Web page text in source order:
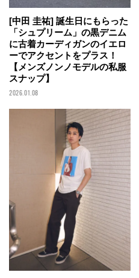
[中田 圭祐] 誕生日にもらった
「シュプリーム」の黒デニム
に古着カーディガンのイエロ
ーでアクセントをプラス！
【メンズノンノモデルの私服
スナップ】
2026.01.08